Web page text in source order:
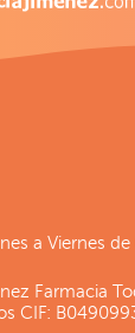
a Viernes
Farmacia
CIF: